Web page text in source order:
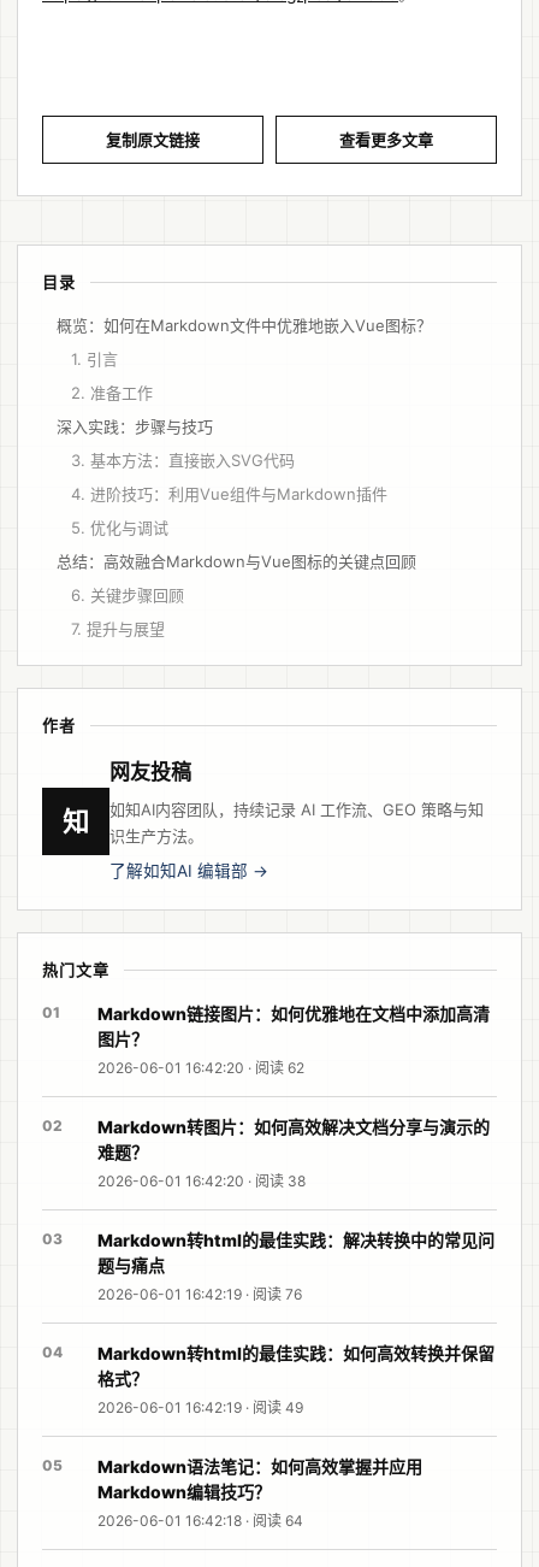
复制原文链接 查看更多文章
目录
概览：如何在Markdown文件中优雅地嵌入Vue图标？
1. 引言
2. 准备工作
深入实践：步骤与技巧
3. 基本方法：直接嵌入SVG代码
4. 进阶技巧：利用Vue组件与Markdown插件
5. 优化与调试
总结：高效融合Markdown与Vue图标的关键点回顾
6. 关键步骤回顾
7. 提升与展望
作者
知
网友投稿
如知AI内容团队，持续记录 AI 工作流、GEO 策略与知
识生产方法。
了解如知AI 编辑部 →
热门文章
01
Markdown链接图片：如何优雅地在文档中添加高清
图片？
2026-06-01 16:42:20 · 阅读 62
02
Markdown转图片：如何高效解决文档分享与演示的
难题？
2026-06-01 16:42:20 · 阅读 38
03
Markdown转html的最佳实践：解决转换中的常见问
题与痛点
2026-06-01 16:42:19 · 阅读 76
04
Markdown转html的最佳实践：如何高效转换并保留
格式？
2026-06-01 16:42:19 · 阅读 49
05
Markdown语法笔记：如何高效掌握并应用
Markdown编辑技巧？
2026-06-01 16:42:18 · 阅读 64